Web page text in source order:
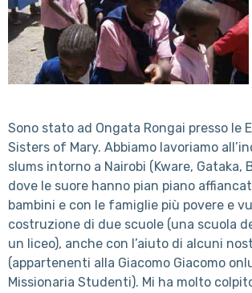
Sono stato ad Ongata Rongai presso le
Sisters of Mary. Abbiamo lavoriamo
slums intorno a Nairobi (Kware, Gataka,
dove le suore hanno pian piano
bambini e con le famiglie più povere e
costruzione di due scuole (una scuola
un liceo), anche con l’aiuto di alcuni
(appartenenti alla Giacomo Giacomo
Missionaria Studenti). Mi ha molto